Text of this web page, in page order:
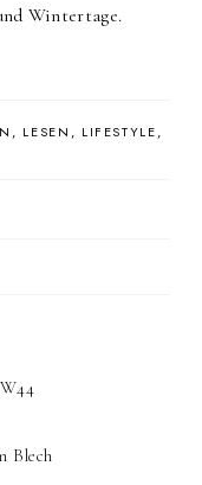
Wintertage.
LESEN
LIFESTYLE
Blech